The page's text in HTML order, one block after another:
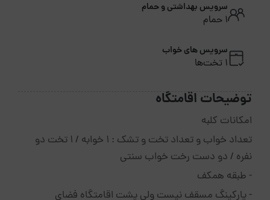
سرویس بهداشتی و حمام
1 حمام
سرویس های خواب
1 تخت‌ها
توضیحات اقامتگاه
امکانات کلبه
تعداد خواب و تعداد تخت و تشک : ۱ خوابه / ۱ تخت دو
نفره / دو دست رخت خواب سنتی
- طبقه همکف
- ⁠پارکینگ مسقف نیست ولی پشت اقامتگاه فضای